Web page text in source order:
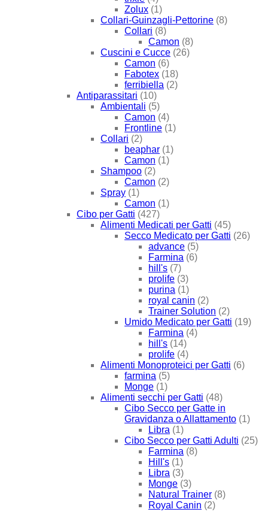
Zolux (1)
Collari-Guinzagli-Pettorine (8)
Collari (8)
Camon (8)
Cuscini e Cucce (26)
Camon (6)
Fabotex (18)
ferribiella (2)
Antiparassitari (10)
Ambientali (5)
Camon (4)
Frontline (1)
Collari (2)
beaphar (1)
Camon (1)
Shampoo (2)
Camon (2)
Spray (1)
Camon (1)
Cibo per Gatti (427)
Alimenti Medicati per Gatti (45)
Secco Medicato per Gatti (26)
advance (5)
Farmina (6)
hill's (7)
prolife (3)
purina (1)
royal canin (2)
Trainer Solution (2)
Umido Medicato per Gatti (19)
Farmina (4)
hill's (14)
prolife (4)
Alimenti Monoproteici per Gatti (6)
farmina (5)
Monge (1)
Alimenti secchi per Gatti (48)
Cibo Secco per Gatte in
Gravidanza o Allattamento (1)
Libra (1)
Cibo Secco per Gatti Adulti (25)
Farmina (8)
Hill's (1)
Libra (3)
Monge (3)
Natural Trainer (8)
Royal Canin (2)